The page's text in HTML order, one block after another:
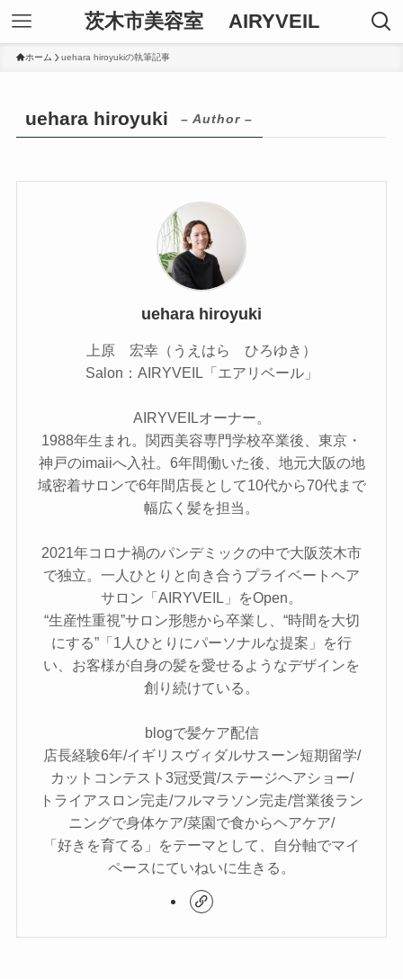
茨木市美容室 AIRYVEIL
ホーム uehara hiroyukiの執筆記事
uehara hiroyuki – Author –
uehara hiroyuki
上原 宏幸（うえはら ひろゆき）
Salon：AIRYVEIL「エアリベール」
AIRYVEILオーナー。
1988年生まれ。関西美容専門学校卒業後、東京・
神戸のimaiiへ入社。6年間働いた後、地元大阪の地
域密着サロンで6年間店長として10代から70代まで
幅広く髪を担当。
2021年コロナ禍のパンデミックの中で大阪茨木市
で独立。一人ひとりと向き合うプライベートヘア
サロン「AIRYVEIL」をOpen。
“生産性重視”サロン形態から卒業し、“時間を大切
にする”「1人ひとりにパーソナルな提案」を行
い、お客様が自身の髪を愛せるようなデザインを
創り続けている。
blogで髪ケア配信
店長経験6年/イギリスヴィダルサスーン短期留学/
カットコンテスト3冠受賞/ステージヘアショー/
トライアスロン完走/フルマラソン完走/営業後ラン
ニングで身体ケア/菜園で食からヘアケア/
「好きを育てる」をテーマとして、自分軸でマイ
ペースにていねいに生きる。